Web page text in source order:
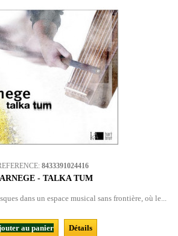
8433391024416
- TALKA TUM
dans un espace musical sans frontière, où le...
au panier
Détails